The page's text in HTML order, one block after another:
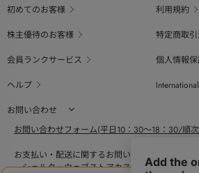
初めてのお客様
利用規約
株主優待のお客様
特定商取
会員ランクサービス
個人情報
ヘルプ
お問い合わせ
お問い合わせフォーム(平日10：30～18：30/順
お支払い・配送に関するお問い合わせ（平日10：
シェルターウェブストアカスタマーセンター